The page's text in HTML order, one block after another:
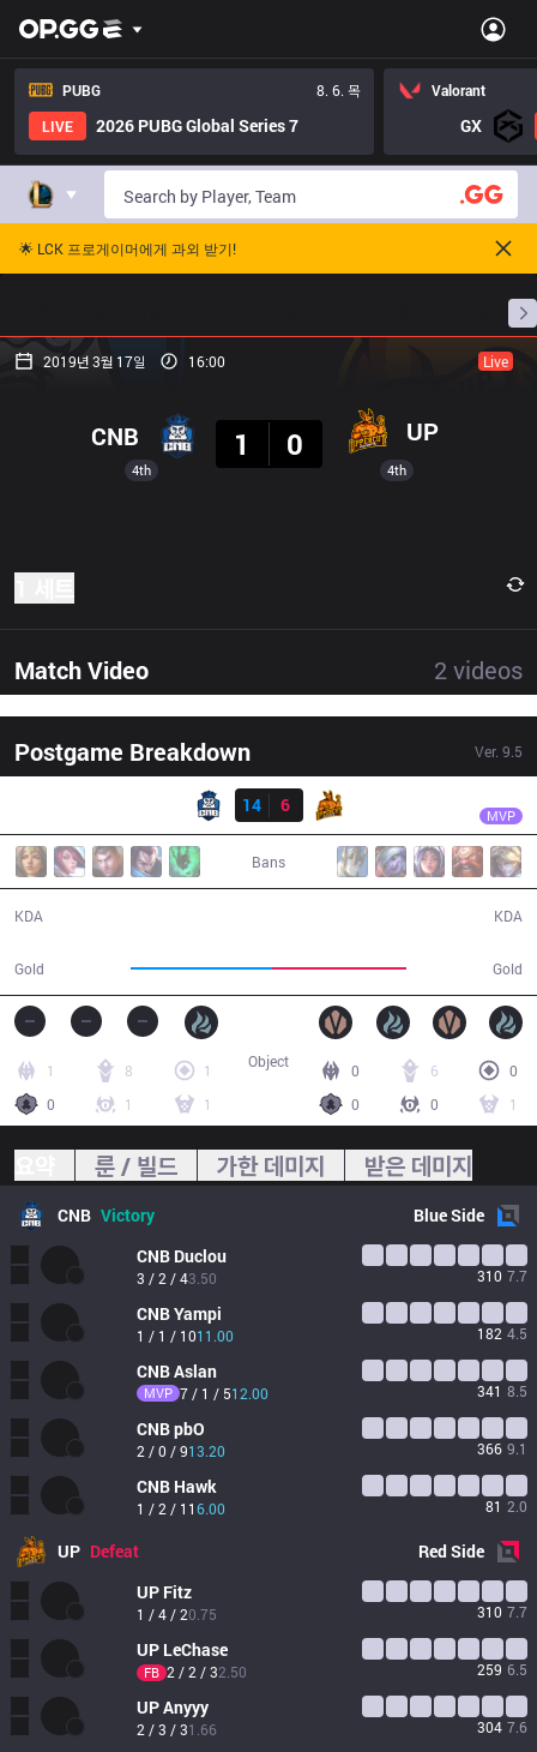
PUBG
8. 6. 목
LIVE
2026 PUBG Global Series 7
Valorant
GX
🌟 LCK 프로게이머에게 과외 받기!
프로빌
2019년 3월 17일 16:00 Live
4th
CNB
1
0 UP
4th
Match Video 2 videos
Postgame Breakdown Ver. 9.5
14
6 MVP
Bans
KDA
Gold Gold
KDA
1 8
1
0
1 1
0 6
0
0
0 1
Object
룬 / 빌드 가한 데미지 받은 데미지
CNB Victory BlueSide
CNB Duclou
3 / 2 / 43.50 310 7.7
CNBYampi
1 / 1 / 1011.00 182 4.5
CNBAslan
MVP 7 / 1 / 512.00 341 8.5
CNBpbO
2 / 0 / 913.20 366 9.1
CNB Hawk
1 / 2 / 116.00 81 2.0
UP Defeat RedSide
UP Fitz
1 / 4 / 20.75 310 7.7
UP LeChase
FB 2 / 2 / 32.50 259 6.5
UPAnyyy
2 / 3 / 31.66 304 7.6